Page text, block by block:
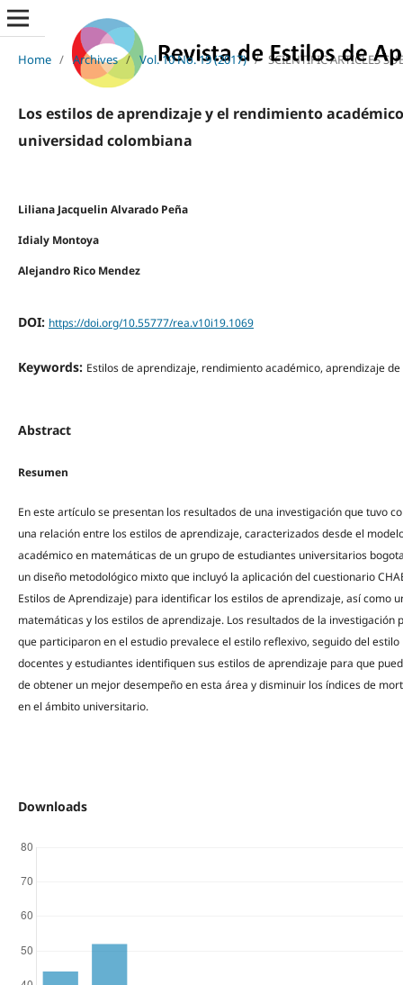
Home / Archives / Vol. 10 No. 19 (2017) / SCIENTIFIC ARTICLES
Los estilos de aprendizaje y el rendimiento
universidad colombiana
Liliana Jacquelin Alvarado Peña
Idialy Montoya
Alejandro Rico Mendez
DOI: https://doi.org/10.55777/rea.v10i19.1069
Keywords: Estilos de aprendizaje, rendimiento académico, aprendizaje
Abstract
Resumen
En este artículo se presentan los resultados de una investigación que tuvo
una relación entre los estilos de aprendizaje, caracterizados desde el
académico en matemáticas de un grupo de estudiantes universitarios
un diseño metodológico mixto que incluyó la aplicación del cuestionario
Estilos de Aprendizaje) para identificar los estilos de aprendizaje, así como
matemáticas y los estilos de aprendizaje. Los resultados de la
que participaron en el estudio prevalece el estilo reflexivo, seguido del
docentes y estudiantes identifiquen sus estilos de aprendizaje para que
de obtener un mejor desempeño en esta área y disminuir los índices de
en el ámbito universitario.
Downloads